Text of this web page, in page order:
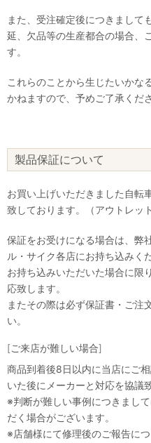
また、受注確定後につきまして
延、欠品等の生産都合の場合、
す。
これらのことから生じたいかな
かねますので、予めご了承くだ
製品保証について
お買い上げいただきました自転
致しております。（アウトレッ
保証をお受けになる場合は、弊
ル・サイク各店にお持ち込みく
お持ち込みいただいた場合に限
応致します。
またその際は必ず保証書・ご注
い。
[ご来店が難しい場合]
商品到着後8日以内に当店にご
いた後にメーカーと対応を協議
※判断が難しい事例につきまし
だく場合がございます。
※店舗様にて修理後のご報告に